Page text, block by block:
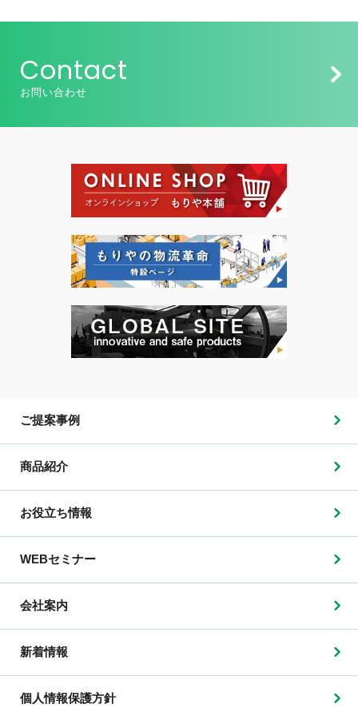
Contact
お問い合わせ
ご提案事例
商品紹介
お役立ち情報
WEBセミナー
会社案内
新着情報
個人情報保護方針